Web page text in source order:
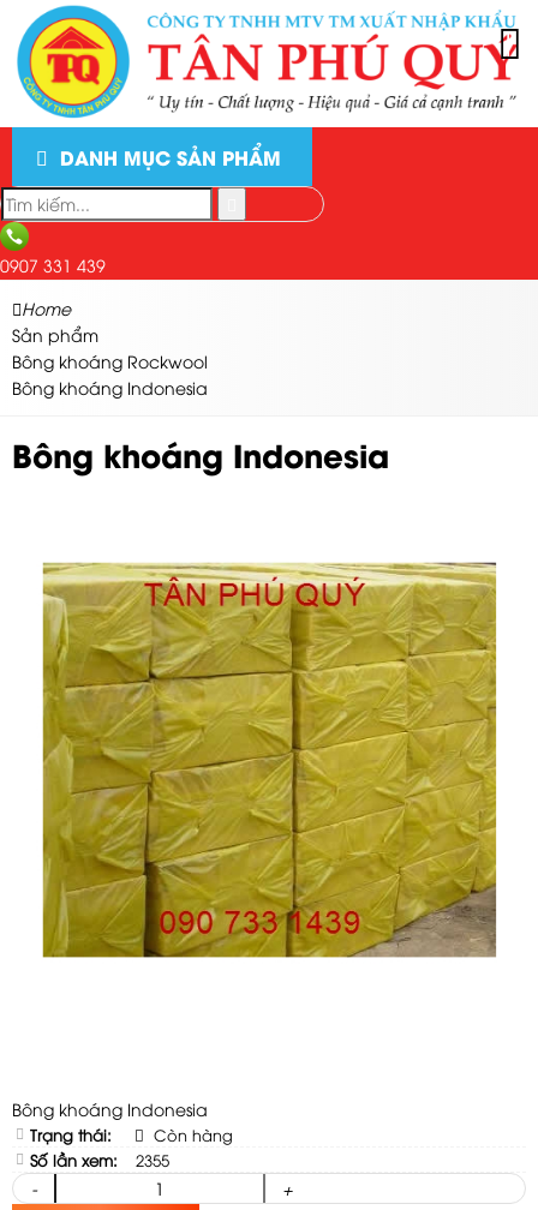
DANH MỤC SẢN PHẨM
0907 331 439
Home
Sản phẩm
Bông khoáng Rockwool
Bông khoáng Indonesia
Bông khoáng Indonesia
Bông khoáng Indonesia
Trạng thái:
Còn hàng
Số lần xem:
2355
-
+